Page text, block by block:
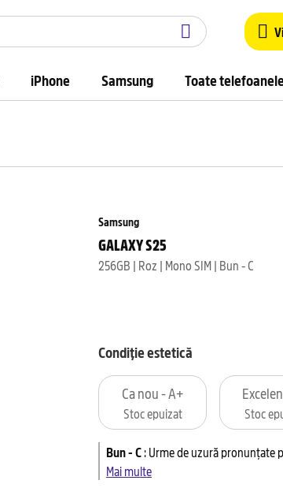
iPhone Samsung Toate
Samsung
GALAXY S25
256GB | Roz | Mono SIM | Bun - C
Condiție estetică
Ca nou - A+
Stoc epuizat Stoc
Bun - C:Urme de uzură pronunțate
Mai multe